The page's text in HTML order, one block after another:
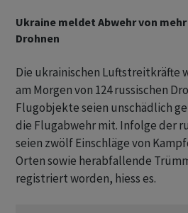
Ukraine meldet Abwehr von
Drohnen
Die ukrainischen Luftstreitkräfte
am Morgen von 124 russischen
Flugobjekte seien unschädlich
die Flugabwehr mit. Infolge der
seien zwölf Einschläge von
Orten sowie herabfallende
registriert worden, hiess es.